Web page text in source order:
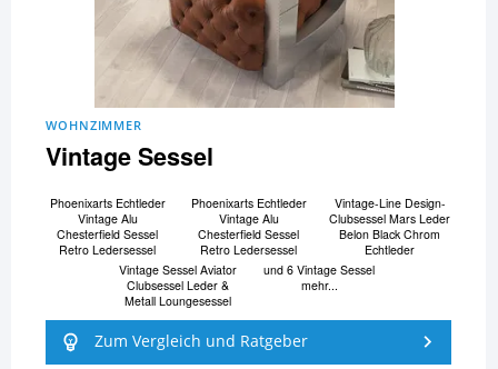
WOHNZIMMER
Vintage Sessel
Phoenixarts Echtleder
Vintage Alu
Chesterfield Sessel
Retro Ledersessel
Phoenixarts Echtleder
Vintage Alu
Chesterfield Sessel
Retro Ledersessel
Vintage-Line Design-
Clubsessel Mars Leder
Belon Black Chrom
Echtleder
Vintage Sessel Aviator
Clubsessel Leder &
Metall Loungesessel
und 6 Vintage Sessel
mehr...
Zum Vergleich und Ratgeber